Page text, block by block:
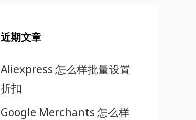
近期文章
Aliexpress 怎么样批量设置
折扣
Google Merchants 怎么样